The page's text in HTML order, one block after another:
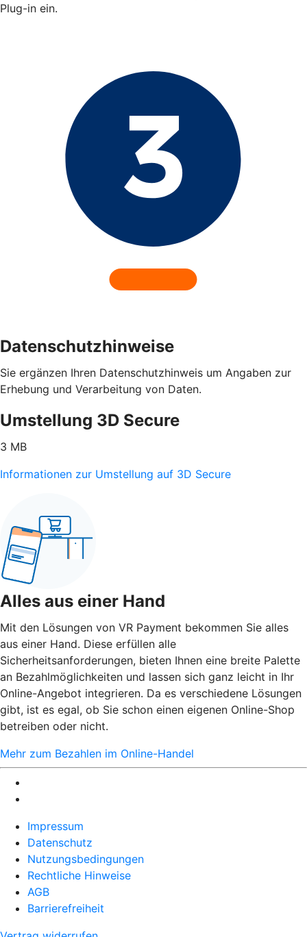
Plug-in ein.
Datenschutzhinweise
Sie ergänzen Ihren Datenschutzhinweis um Angaben zur
Erhebung und Verarbeitung von Daten.
Umstellung 3D Secure
3 MB
Informationen zur Umstellung auf 3D Secure
Alles aus einer Hand
Mit den Lösungen von VR Payment bekommen Sie alles
aus einer Hand. Diese erfüllen alle
Sicherheitsanforderungen, bieten Ihnen eine breite Palette
an Bezahlmöglichkeiten und lassen sich ganz leicht in Ihr
Online-Angebot integrieren. Da es verschiedene Lösungen
gibt, ist es egal, ob Sie schon einen eigenen Online-Shop
betreiben oder nicht.
Mehr zum Bezahlen im Online-Handel
Impressum
Datenschutz
Nutzungsbedingungen
Rechtliche Hinweise
AGB
Barrierefreiheit